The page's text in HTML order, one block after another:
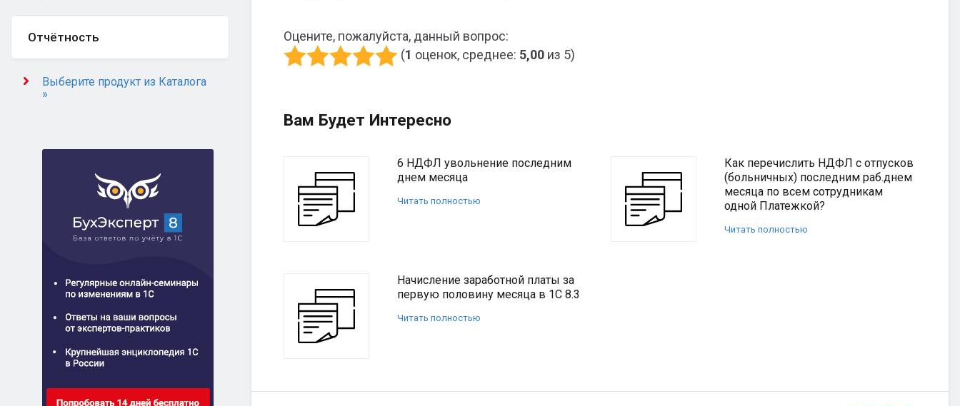
Оцените, пожалуйста, данный вопрос:
(1 оценок, среднее: 5,00 из 5)
Вам Будет Интересно
6 НДФЛ увольнение последним
днем месяца
Читать полностью
Как перечислить НДФЛ с отпусков
(больничных) последним раб.днем
месяца по всем сотрудникам
одной Платежкой?
Читать полностью
Начисление заработной платы за
первую половину месяца в 1С 8.3
Читать полностью
Отчётность
Выберите продукт из Каталога
»